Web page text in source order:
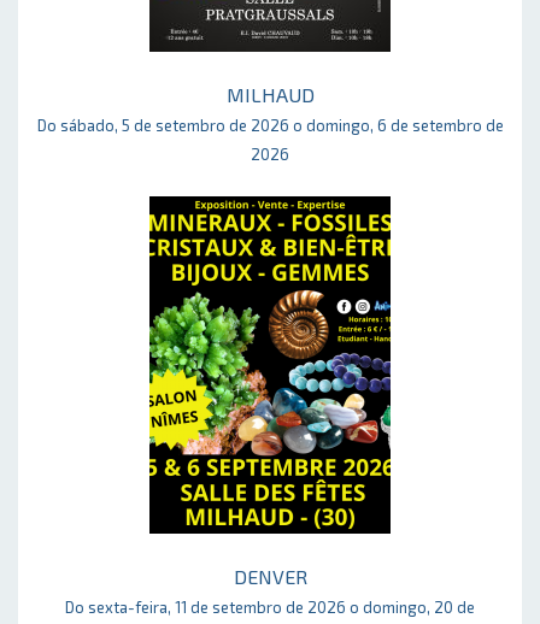
MILHAUD
Do sábado, 5 de setembro de 2026 o domingo, 6 de setembro de
2026
DENVER
Do sexta-feira, 11 de setembro de 2026 o domingo, 20 de